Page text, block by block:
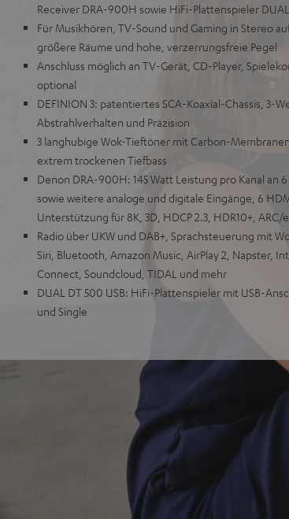
Receiver DRA-900H sowie HiFi-Plattenspieler DUAL
Für Musikhören, TV-Sound und Gaming in Stereo
größere Räume und hohe, verzerrungsfreie Pegel
Anschluss möglich an TV-Gerät, CD-Player,
optional
DEFINION 3: patentiertes SCA-Koaxial-Chassis, 3-
Abstrahlverhalten und Präzision
3 langhubige Wok-Tieftöner mit Carbon-
extrem trockenen Tiefbass
Denon DRA-900H: 145 Watt Leistung pro Kanal an
sowie weitere analoge und digitale Eingänge, 6
Unterstützung für 8K, 3D, HDCP 2.3, HDR10+, ARC/
Radio über UKW und DAB+, Sprachsteuerung mit
Siri, Bluetooth, Amazon Music, AirPlay 2, Napster,
Connect, Soundcloud, TIDAL und mehr
DUAL DT 500 USB: HiFi-Plattenspieler mit USB-
und Single